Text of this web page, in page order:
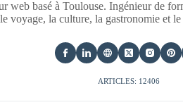
web basé à Toulouse. Ingénieur de
voyage, la culture, la gastronomie et
ARTICLES: 12406